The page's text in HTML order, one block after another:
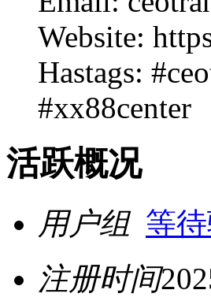
Website:
Hastags:
#xx88center
活跃概况
用户组 等
注册时间